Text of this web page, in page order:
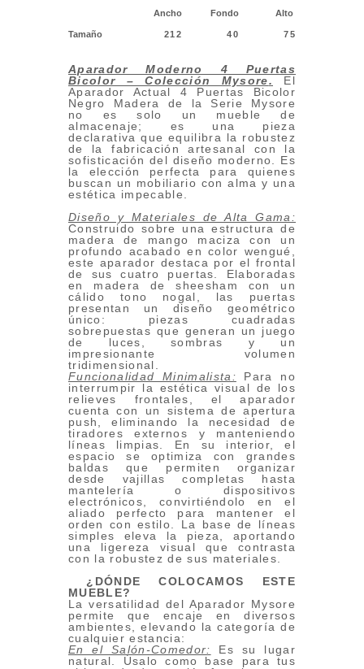
Ancho Fondo Alto
Tamaño 212 40 75
Aparador Moderno 4 Puertas
Bicolor – Colección Mysore.
El
Aparador Actual 4 Puertas Bicolor
Negro Madera de la Serie Mysore
no es solo un mueble de
almacenaje; es una pieza
declarativa que equilibra la robustez
de la fabricación artesanal con la
sofisticación del diseño moderno. Es
la elección perfecta para quienes
buscan un mobiliario con alma y una
estética impecable.
Diseño y Materiales de Alta Gama:
Construido sobre una estructura de
madera de mango maciza con un
profundo acabado en color wengué,
este aparador destaca por el frontal
de sus cuatro puertas. Elaboradas
en madera de sheesham con un
cálido tono nogal, las puertas
presentan un diseño geométrico
único: piezas cuadradas
sobrepuestas que generan un juego
de luces, sombras y un
impresionante volumen
tridimensional.
Funcionalidad Minimalista: Para no
interrumpir la estética visual de los
relieves frontales, el aparador
cuenta con un sistema de apertura
push, eliminando la necesidad de
tiradores externos y manteniendo
líneas limpias. En su interior, el
espacio se optimiza con grandes
baldas que permiten organizar
desde vajillas completas hasta
mantelería o dispositivos
electrónicos, convirtiéndolo en el
aliado perfecto para mantener el
orden con estilo. La base de líneas
simples eleva la pieza, aportando
una ligereza visual que contrasta
con la robustez de sus materiales.
¿DÓNDE COLOCAMOS ESTE
MUEBLE?
La versatilidad del Aparador Mysore
permite que encaje en diversos
ambientes, elevando la categoría de
cualquier estancia:
En el Salón-Comedor: Es su lugar
natural. Úsalo como base para tus